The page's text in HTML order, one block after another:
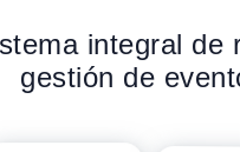
integral de
gestión de